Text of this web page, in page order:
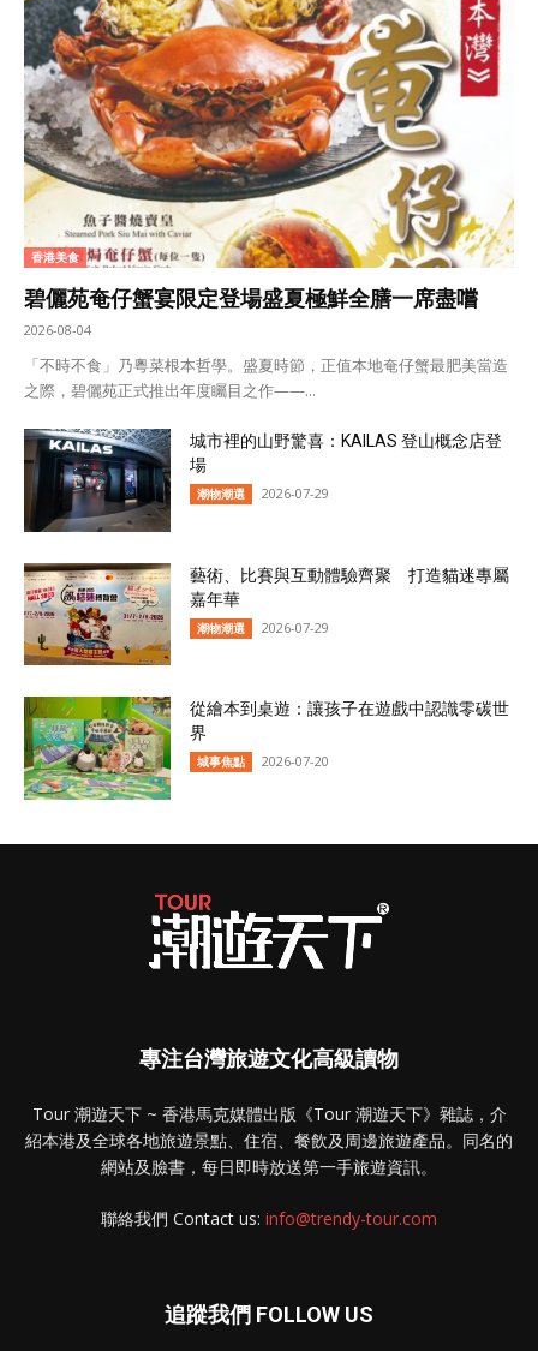
香港美食
碧儷苑奄仔蟹宴限定登場盛夏極鮮全膳一席盡嚐
2026-08-04
「不時不食」乃粵菜根本哲學。盛夏時節，正值本地奄仔蟹最肥美當造
之際，碧儷苑正式推出年度矚目之作——...
城市裡的山野驚喜：KAILAS 登山概念店登
場
潮物潮選 2026-07-29
藝術、比賽與互動體驗齊聚 打造貓迷專屬
嘉年華
潮物潮選 2026-07-29
從繪本到桌遊：讓孩子在遊戲中認識零碳世
界
城事焦點 2026-07-20
專注台灣旅遊文化高級讀物
Tour 潮遊天下 ~ 香港馬克媒體出版《Tour 潮遊天下》雜誌，介
紹本港及全球各地旅遊景點、住宿、餐飲及周邊旅遊產品。同名的
網站及臉書，每日即時放送第一手旅遊資訊。
聯絡我們 Contact us: info@trendy-tour.com
追蹤我們 FOLLOW US